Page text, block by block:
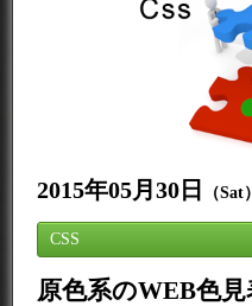
2015年05月30日 （Sat）
CSS
原色系のWEB色